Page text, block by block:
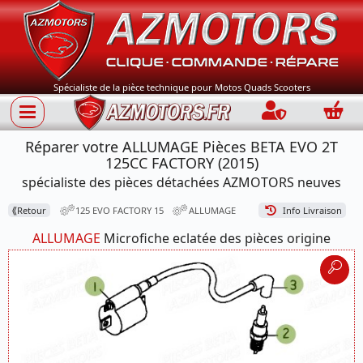
Spécialiste de la pièce technique pour Motos Quads Scooters
Connection
Réparer votre ALLUMAGE Pièces BETA EVO 2T
125CC FACTORY (2015)
spécialiste des pièces détachées AZMOTORS neuves
⟪Retour 125 EVO FACTORY 15 ALLUMAGE Info Livraison
ALLUMAGE Microfiche eclatée des pièces origine